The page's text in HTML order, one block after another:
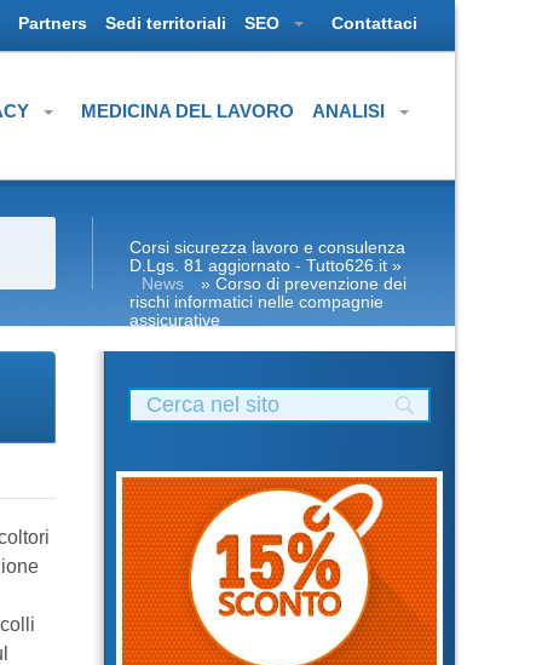
Partners Sedi territoriali SEO Contattaci
MEDICINA DEL LAVORO ANALISI
Corsi sicurezza lavoro e consulenza
D.Lgs. 81 aggiornato - Tutto626.it »
News
» Corso di prevenzione dei
rischi informatici nelle compagnie
assicurative